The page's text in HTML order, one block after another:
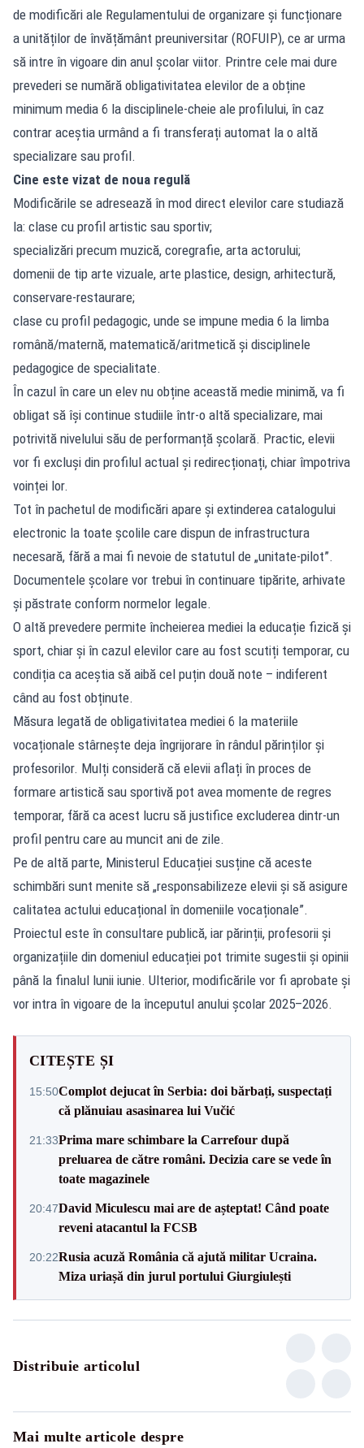
de modificări ale Regulamentului de organizare și funcționare
a unităților de învățământ preuniversitar (ROFUIP), ce ar urma
să intre în vigoare din anul școlar viitor. Printre cele mai dure
prevederi se numără obligativitatea elevilor de a obține
minimum media 6 la disciplinele-cheie ale profilului, în caz
contrar aceștia urmând a fi transferați automat la o altă
specializare sau profil.
Cine este vizat de noua regulă
Modificările se adresează în mod direct elevilor care studiază
la: clase cu profil artistic sau sportiv;
specializări precum muzică, coregrafie, arta actorului;
domenii de tip arte vizuale, arte plastice, design, arhitectură,
conservare-restaurare;
clase cu profil pedagogic, unde se impune media 6 la limba
română/maternă, matematică/aritmetică și disciplinele
pedagogice de specialitate.
În cazul în care un elev nu obține această medie minimă, va fi
obligat să își continue studiile într-o altă specializare, mai
potrivită nivelului său de performanță școlară. Practic, elevii
vor fi excluși din profilul actual și redirecționați, chiar împotriva
voinței lor.
Tot în pachetul de modificări apare și extinderea catalogului
electronic la toate școlile care dispun de infrastructura
necesară, fără a mai fi nevoie de statutul de „unitate-pilot”.
Documentele școlare vor trebui în continuare tipărite, arhivate
și păstrate conform normelor legale.
O altă prevedere permite încheierea mediei la educație fizică și
sport, chiar și în cazul elevilor care au fost scutiți temporar, cu
condiția ca aceștia să aibă cel puțin două note – indiferent
când au fost obținute.
Măsura legată de obligativitatea mediei 6 la materiile
vocaționale stârnește deja îngrijorare în rândul părinților și
profesorilor. Mulți consideră că elevii aflați în proces de
formare artistică sau sportivă pot avea momente de regres
temporar, fără ca acest lucru să justifice excluderea dintr-un
profil pentru care au muncit ani de zile.
Pe de altă parte, Ministerul Educației susține că aceste
schimbări sunt menite să „responsabilizeze elevii și să asigure
calitatea actului educațional în domeniile vocaționale”.
Proiectul este în consultare publică, iar părinții, profesorii și
organizațiile din domeniul educației pot trimite sugestii și opinii
până la finalul lunii iunie. Ulterior, modificările vor fi aprobate și
vor intra în vigoare de la începutul anului școlar 2025–2026.
CITEȘTE ȘI
15:50Complot dejucat în Serbia: doi bărbați, suspectați
că plănuiau asasinarea lui Vučić
21:33Prima mare schimbare la Carrefour după
preluarea de către români. Decizia care se vede în
toate magazinele
20:47David Miculescu mai are de așteptat! Când poate
reveni atacantul la FCSB
20:22Rusia acuză România că ajută militar Ucraina.
Miza uriașă din jurul portului Giurgiulești
Distribuie articolul
Mai multe articole despre